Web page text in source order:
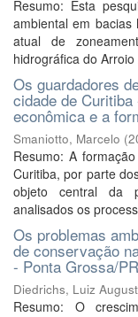
Resumo: Esta
ambiental em
atual de
hidrográfica do
Os guardadores
cidade de
econômica e a
Smaniotto, Marcelo (
Resumo: A
Curitiba, por parte
objeto central da
analisados os
Os problemas
de conservação
- Ponta Grossa/PR
Diedrichs, Luiz
Resumo: O